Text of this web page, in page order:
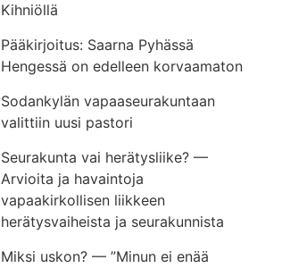
Kihniöllä
Pääkirjoitus: Saarna Pyhässä
Hengessä on edelleen korvaamaton
Sodankylän vapaaseurakuntaan
valittiin uusi pastori
Seurakunta vai herätysliike? —
Arvioita ja havaintoja
vapaakirkollisen liikkeen
herätysvaiheista ja seurakunnista
Miksi uskon? — ”Minun ei enää